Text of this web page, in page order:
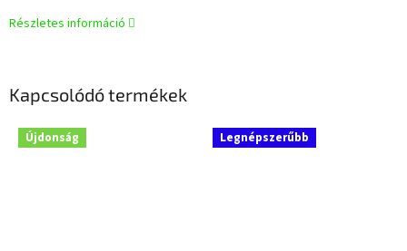
Részletes információ
Kapcsolódó termékek
Újdonság Legnépszerűbb